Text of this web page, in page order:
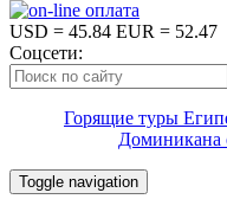
USD = 45.84 EUR = 52.47
Соцсети:
Горящие туры
Доминикана
Toggle navigation